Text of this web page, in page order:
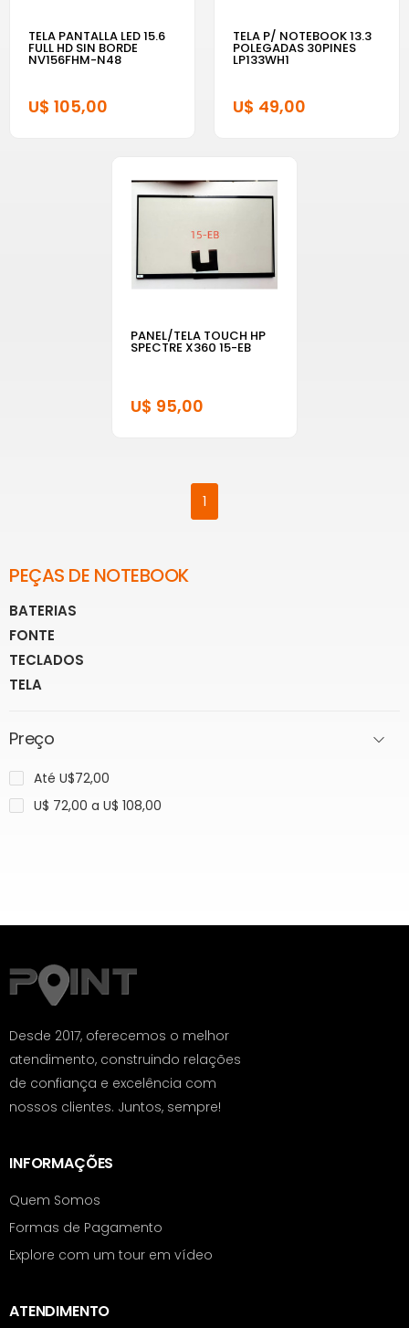
TELA PANTALLA LED 15.6
FULL HD SIN BORDE
NV156FHM-N48
U$ 105,00
TELA P/ NOTEBOOK 13.3
POLEGADAS 30PINES
LP133WH1
U$ 49,00
PANEL/TELA TOUCH HP
SPECTRE X360 15-EB
U$ 95,00
1
PEÇAS DE NOTEBOOK
BATERIAS
FONTE
TECLADOS
TELA
Preço
Até U$72,00
U$ 72,00 a U$ 108,00
Desde 2017, oferecemos o melhor
atendimento, construindo relações
de confiança e excelência com
nossos clientes. Juntos, sempre!
INFORMAÇÕES
Quem Somos
Formas de Pagamento
Explore com um tour em vídeo
ATENDIMENTO